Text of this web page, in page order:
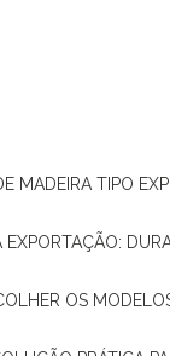
MADEIRA TIPO
EXPORTAÇÃO:
OS